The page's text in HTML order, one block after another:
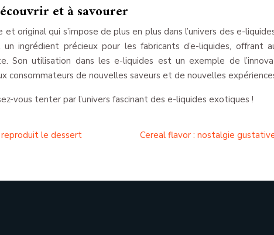
et à savourer
original qui s’impose de plus en plus dans l’univers des e-
ingrédient précieux pour les fabricants d’e-liquides, offrant
Son utilisation dans les e-liquides est un exemple de
consommateurs de nouvelles saveurs et de nouvelles
vous tenter par l’univers fascinant des e-liquides exotiques !
reproduit le dessert
Cereal flavor : nostalgie